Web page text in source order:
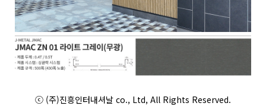
ⓒ (주)진흥인터내셔날 co., Ltd, All Rights Reserved.